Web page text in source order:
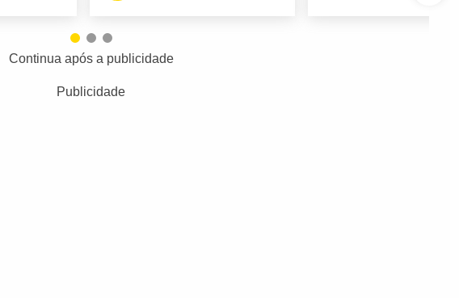
Continua após a publicidade
Publicidade